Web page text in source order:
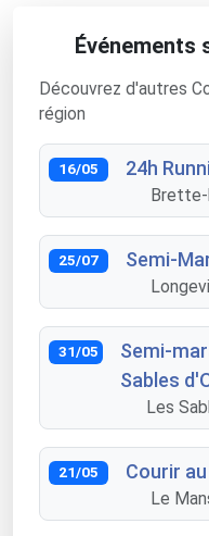
Événements
Découvrez d'autres
région
16/05 24h
Brette-
25/07 Semi-
31/05
Semi-
Sables
Les
21/05 Courir
Le